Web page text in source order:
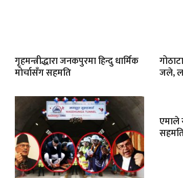
गृहमन्त्रीद्धारा जनकपुरमा हिन्दु धार्मिक
मोर्चासँग सहमति जले,
एमाले